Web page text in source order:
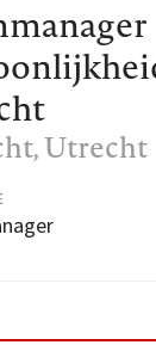
, Utrecht